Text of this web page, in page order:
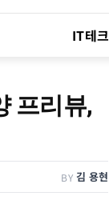
IT테크
프리뷰,
BY 김 용현